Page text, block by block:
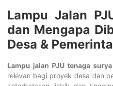
Lampu Jalan
dan Mengapa
Desa &
Lampu jalan PJU tenaga surya
relevan bagi proyek desa dan